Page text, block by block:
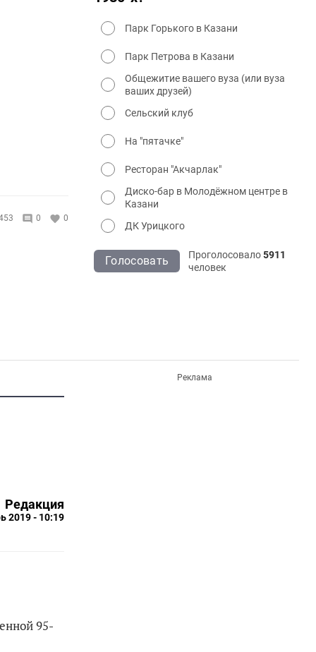
0 0
Парк Горького в Казани
Парк Петрова в Казани
Общежитие вашего вуза (или вуза
ваших друзей)
Сельский клуб
На "пятачке"
Ресторан "Акчарлак"
Диско-бар в Молодёжном центре в
Казани
ДК Урицкого
Голосовать Проголосовало5911
человек
Редакция
2019 - 10:19
95-
Реклама